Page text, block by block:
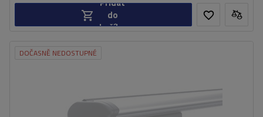
do
košíku
DOČASNĚ NEDOSTUPNÉ